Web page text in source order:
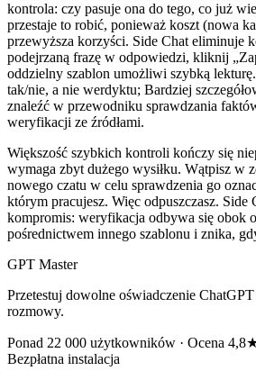
kontrola: czy pasuje ona do tego, co już
przestaje to robić, ponieważ koszt (nowa
przewyższa korzyści. Side Chat eliminuje
podejrzaną frazę w odpowiedzi, kliknij
oddzielny szablon umożliwi szybką
tak/nie, a nie werdyktu; Bardziej
znaleźć w przewodniku sprawdzania
weryfikacji ze źródłami.
Większość szybkich kontroli kończy się
wymaga zbyt dużego wysiłku. Wątpisz w
nowego czatu w celu sprawdzenia go
którym pracujesz. Więc odpuszczasz. Side
kompromis: weryfikacja odbywa się obok
pośrednictwem innego szablonu i znika,
GPT Master
Przetestuj dowolne oświadczenie ChatGPT
rozmowy.
Ponad 22 000 użytkowników · Ocena
Bezpłatna instalacja